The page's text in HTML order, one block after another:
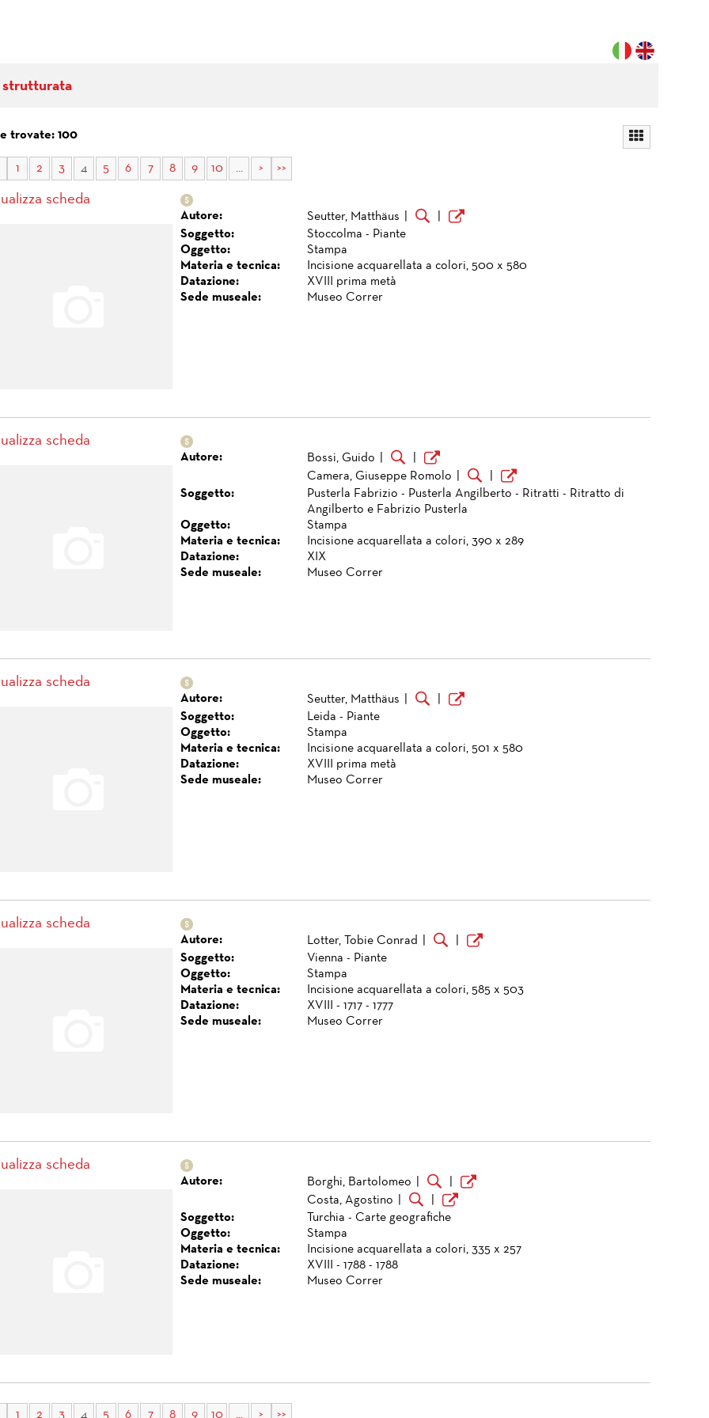
strutturata
trovate: 100
1 2 3 4 5 6 7 8 9 10 ... > >>
scheda
Autore: Seutter, Matthäus
Soggetto:
Stoccolma - Piante
Oggetto:
Stampa
Materia e tecnica:
Incisione acquarellata a colori, 500 x 580
Datazione:
XVIII prima metà
Sede museale:
Museo Correr
scheda
Autore: Bossi, Guido
Camera, Giuseppe Romolo
Soggetto:
Pusterla Fabrizio - Pusterla Angilberto - Ritratti - Ritratto di
Angilberto e Fabrizio Pusterla
Oggetto:
Stampa
Materia e tecnica:
Incisione acquarellata a colori, 390 x 289
Datazione:
XIX
Sede museale:
Museo Correr
scheda
Autore: Seutter, Matthäus
Soggetto:
Leida - Piante
Oggetto:
Stampa
Materia e tecnica:
Incisione acquarellata a colori, 501 x 580
Datazione:
XVIII prima metà
Sede museale:
Museo Correr
scheda
Autore: Lotter, Tobie Conrad
Soggetto:
Vienna - Piante
Oggetto:
Stampa
Materia e tecnica:
Incisione acquarellata a colori, 585 x 503
Datazione:
XVIII - 1717 - 1777
Sede museale:
Museo Correr
scheda
Autore: Borghi, Bartolomeo
Costa, Agostino
Soggetto:
Turchia - Carte geografiche
Oggetto:
Stampa
Materia e tecnica:
Incisione acquarellata a colori, 335 x 257
Datazione:
XVIII - 1788 - 1788
Sede museale:
Museo Correr
1 2 3 4 5 6 7 8 9 10 ... > >>